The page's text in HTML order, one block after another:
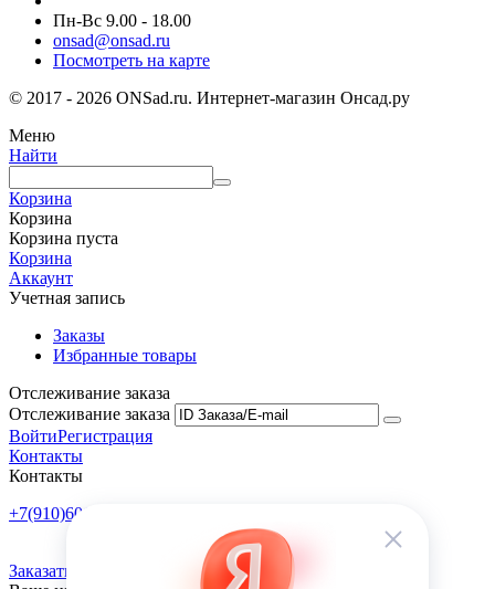
Пн-Вс 9.00 - 18.00
onsad@onsad.ru
Посмотреть на карте
© 2017 - 2026 ONSad.ru. Интернет-магазин Онсад.ру
Меню
Найти
Корзина
Корзина
Корзина пуста
Корзина
Аккаунт
Учетная запись
Заказы
Избранные товары
Отслеживание заказа
Отслеживание заказа
ВойтиРегистрация
Контакты
Контакты
+7(910)601-10-10
Заказать обратный звонок